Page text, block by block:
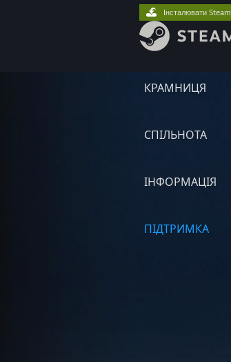
КРАМНИЦЯ
СПІЛЬНОТА
ІНФОРМАЦІЯ
ПІДТРИМКА
Інсталювати Steam